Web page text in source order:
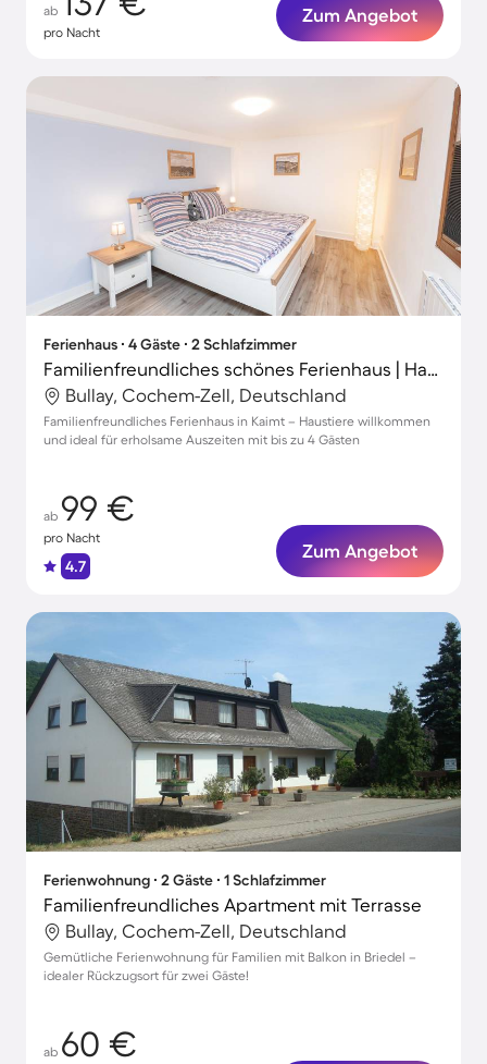
ab
pro Nacht
Zum Angebot
Ferienhaus ∙ 4 Gäste ∙ 2 Schlafzimmer
Familienfreundliches schönes Ferienhaus | Haustiere erlaubt
Bullay, Cochem-Zell, Deutschland
Familienfreundliches Ferienhaus in Kaimt – Haustiere willkommen
und ideal für erholsame Auszeiten mit bis zu 4 Gästen
ab 99 €
pro Nacht
4.7
Zum Angebot
Ferienwohnung ∙ 2 Gäste ∙ 1 Schlafzimmer
Familienfreundliches Apartment mit Terrasse
Bullay, Cochem-Zell, Deutschland
Gemütliche Ferienwohnung für Familien mit Balkon in Briedel –
idealer Rückzugsort für zwei Gäste!
ab 60 €